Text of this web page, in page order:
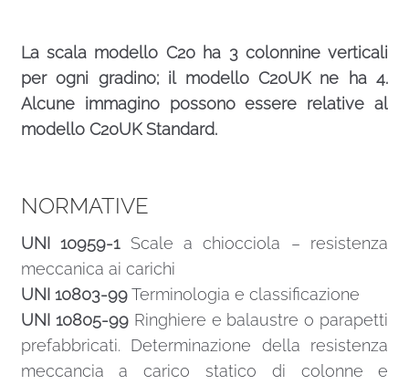
La scala modello C20 ha 3 colonnine verticali
per ogni gradino; il modello C20UK ne ha 4.
Alcune immagino possono essere relative al
modello C20UK Standard.
NORMATIVE
UNI 10959-1Scale a chiocciola – resistenza
meccanica ai carichi
UNI 10803-99Terminologia e classificazione
UNI 10805-99Ringhiere e balaustre o parapetti
prefabbricati. Determinazione della resistenza
meccancia a carico statico di colonne e